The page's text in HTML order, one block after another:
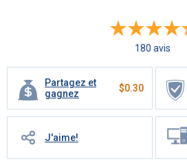
180 avis
Partagez et
gagnez
$0.30
J'aime!